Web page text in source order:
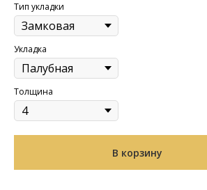
Тип укладки
Укладка
Толщина
В корзину